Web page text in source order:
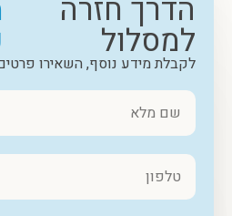
הדרך חזרה
למסלול
לקבלת מידע נוסף, השאירו